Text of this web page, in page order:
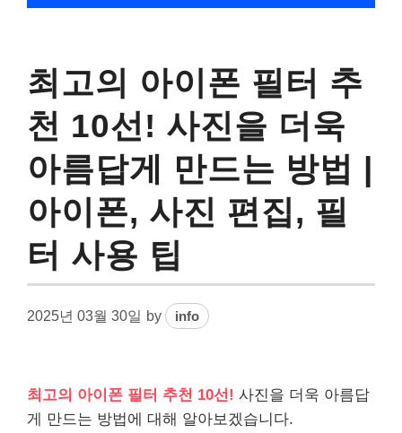
최고의 아이폰 필터 추
천 10선! 사진을 더욱
아름답게 만드는 방법 |
아이폰, 사진 편집, 필
터 사용 팁
2025년 03월 30일 by info
최고의 아이폰 필터 추천 10선! 사진을 더욱 아름답
게 만드는 방법에 대해 알아보겠습니다.